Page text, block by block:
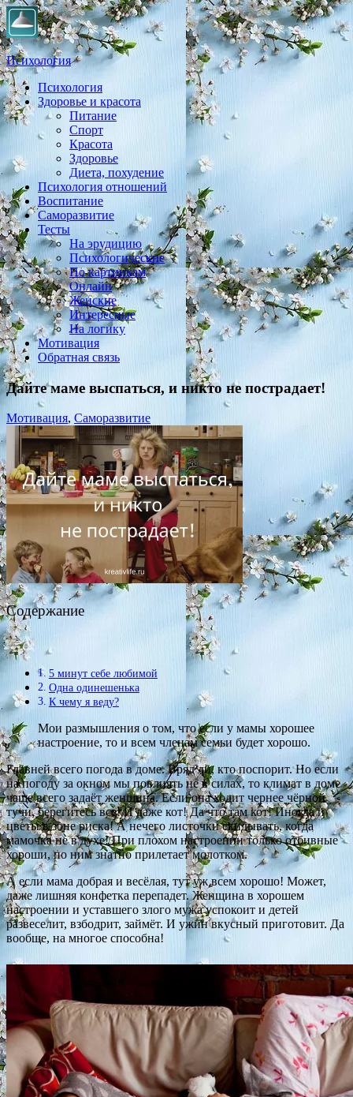
Психология
Практическая психология, личностный рост, экология,
здоровье, воспитание,
Психология
Здоровье и красота
Питание
Спорт
Красота
Здоровье
Диета, похудение
Психология отношений
Воспитание
Саморазвитие
Тесты
На эрудицию
Психологические
По картинкам
Онлайн
Женские
Интересные
На логику
Мотивация
Обратная связь
Дайте маме выспаться, и никто не пострадает!
Мотивация, Саморазвитие
Содержание
5 минут себе любимой
Одна одинешенька
К чему я веду?
Мои размышления о том, что если у мамы хорошее
настроение, то и всем членам семьи будет хорошо.
Главней всего погода в доме. Вряд ли, кто поспорит. Но если
на погоду за окном мы повлиять не в силах, то климат в доме
чаще всего задаёт женщина. Если она ходит чернее чёрной
тучи, берегитесь все! И даже кот! Да что там кот! Иногда и
цветы в зоне риска! А нечего листочки скидывать, когда
мамочка не в духе! При плохом настроении только отбивные
хороши, по ним знатно прилетает молотком.
А если мама добрая и весёлая, тут уж всем хорошо! Может,
даже лишняя конфетка перепадет. Женщина в хорошем
настроении и уставшего злого мужа успокоит и детей
развеселит, взбодрит, займёт. И ужин вкусный приготовит. Да
вообще, на многое способна!